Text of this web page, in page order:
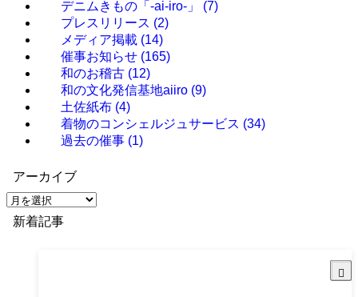
デニムきもの「-ai-iro-」 (7)
プレスリリース (2)
メディア掲載 (14)
催事お知らせ (165)
和のお稽古 (12)
和の文化発信基地aiiro (9)
土佐紙布 (4)
着物のコンシェルジュサービス (34)
過去の催事 (1)
アーカイブ
ア
ー
新着記事